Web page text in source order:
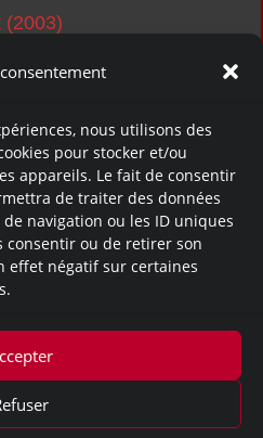
nous utilisons des
pour stocker et/ou
appareils. Le fait de consentir
de traiter des données
navigation ou les ID uniques
consentir ou de retirer son
effet négatif sur certaines
(2003)
Biohazard Outbreak